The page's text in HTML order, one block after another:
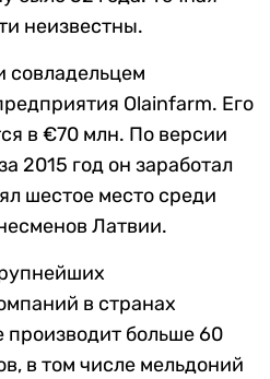
неизвестны.
совладельцем
Olainfarm. Его
в €70 млн. По версии
2015 год он заработал
шестое место среди
Латвии.
в странах
больше 60
в том числе мельдоний